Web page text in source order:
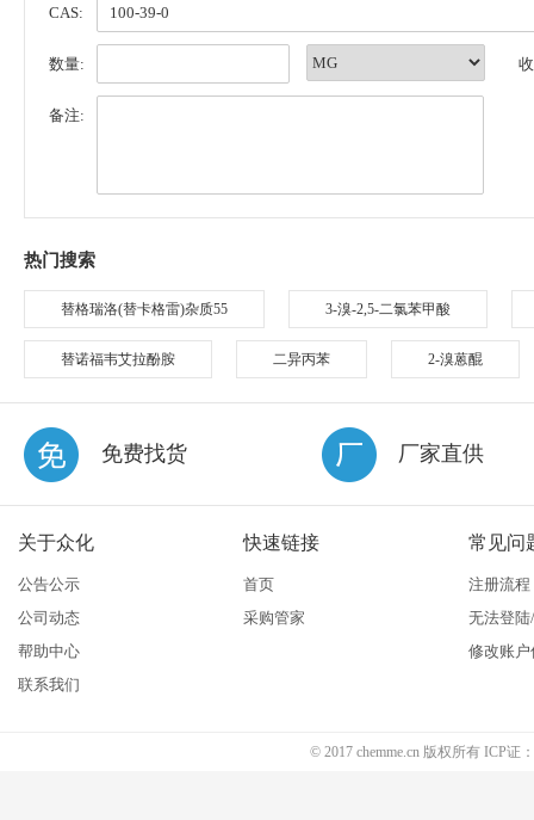
CAS:
数量:
备注:
热门搜索
替格瑞洛(替卡格雷)杂质55 3-溴-2,5-二氯苯甲酸
替诺福韦艾拉酚胺 二异丙苯 2-溴蒽醌
免费找货 厂家直供
关于众化
公告公示
公司动态
帮助中心
联系我们
快速链接
首页
采购管家
常见问
注册流程
无法登
修改账户
© 2017 chemme.cn 版权所有 ICP证：